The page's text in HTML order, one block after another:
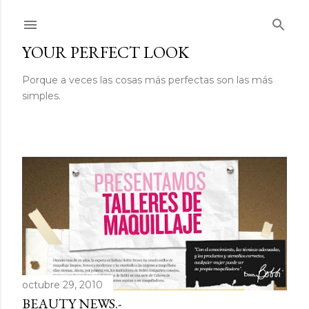
YOUR PERFECT LOOK
Porque a veces las cosas más perfectas son las más
simples.
n
t
r
a
octubre 29, 2010
BEAUTY NEWS.-